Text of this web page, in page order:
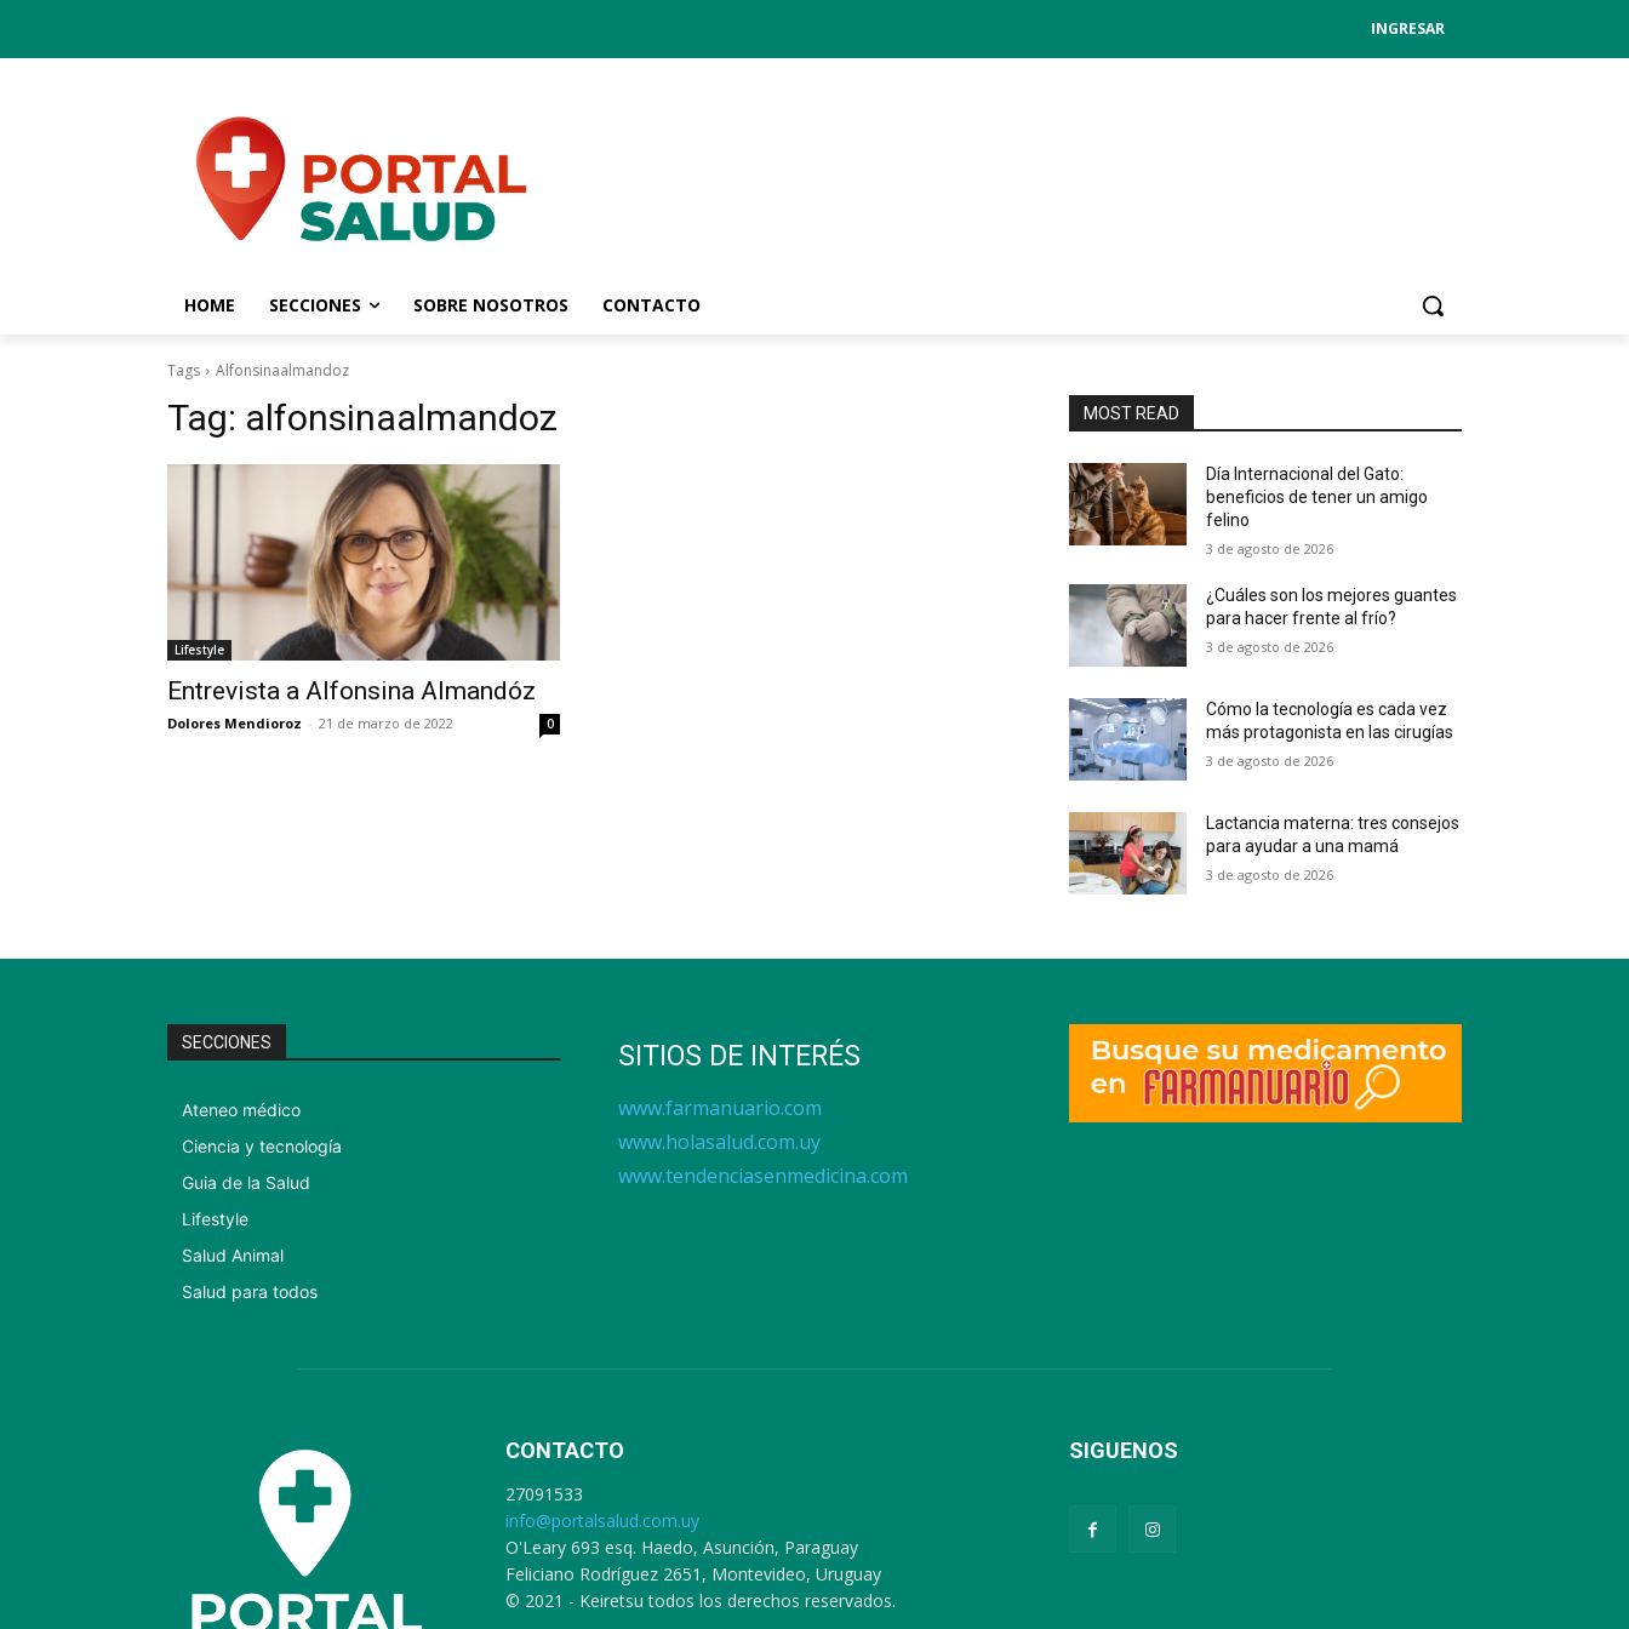
INGRESAR
HOME SECCIONES SOBRE NOSOTROS CONTACTO
Tags Alfonsinaalmandoz
Tag: alfonsinaalmandoz
Lifestyle
Entrevista a Alfonsina Almandóz
Dolores Mendioroz - 21 de marzo de 2022 0
MOST READ
Día Internacional del Gato:
beneficios de tener un amigo
felino
3 de agosto de 2026
¿Cuáles son los mejores guantes
para hacer frente al frío?
3 de agosto de 2026
Cómo la tecnología es cada vez
más protagonista en las cirugías
3 de agosto de 2026
Lactancia materna: tres consejos
para ayudar a una mamá
3 de agosto de 2026
SECCIONES
Ateneo médico
Ciencia y tecnología
Guia de la Salud
Lifestyle
Salud Animal
Salud para todos
SITIOS DE INTERÉS
www.farmanuario.com
www.holasalud.com.uy
www.tendenciasenmedicina.com
CONTACTO
27091533
info@portalsalud.com.uy
O'Leary 693 esq. Haedo, Asunción, Paraguay
Feliciano Rodríguez 2651, Montevideo, Uruguay
© 2021 - Keiretsu todos los derechos reservados.
SIGUENOS